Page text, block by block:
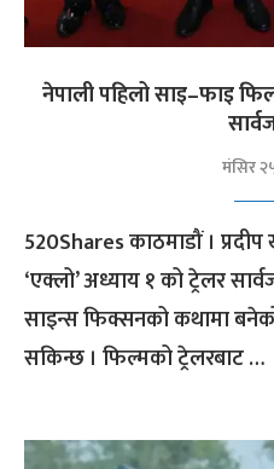
नेपाली पहिलो साइ–फाइ
मंसिर
520Shares काठमाडौं ।
‘एक्लो’ अध्याय १ को ट्रेलर
साइन्स फिक्सनको कथामा
सकिन्छ । फिल्मको ट्रेलरबाट …